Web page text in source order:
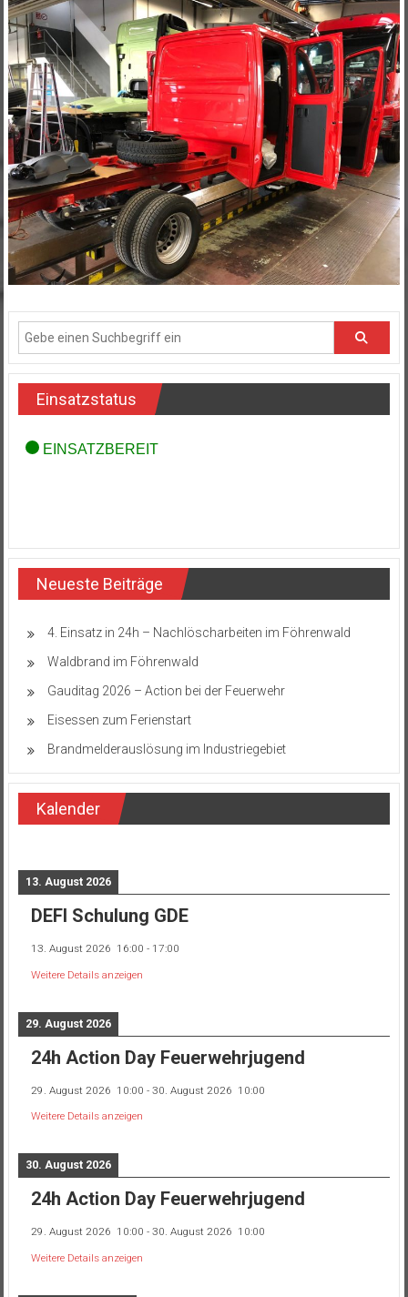
Einsatzstatus
Neueste Beiträge
4. Einsatz in 24h – Nachlöscharbeiten im Föhrenwald
Waldbrand im Föhrenwald
Gauditag 2026 – Action bei der Feuerwehr
Eisessen zum Ferienstart
Brandmelderauslösung im Industriegebiet
Kalender
13. August 2026
DEFI Schulung GDE
13. August 2026 16:00 - 17:00
Weitere Details anzeigen
29. August 2026
24h Action Day Feuerwehrjugend
29. August 2026 10:00 - 30. August 2026 10:00
Weitere Details anzeigen
30. August 2026
24h Action Day Feuerwehrjugend
29. August 2026 10:00 - 30. August 2026 10:00
Weitere Details anzeigen